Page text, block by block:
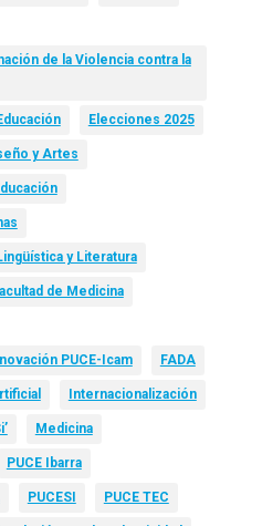
de la Violencia contra la
Elecciones 2025
y Artes
y Literatura
de Medicina
PUCE-Icam FADA
Internacionalización
Medicina
PUCE Ibarra
PUCESI PUCE TEC